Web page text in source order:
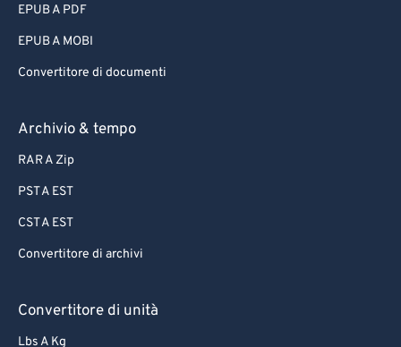
EPUB A PDF
EPUB A MOBI
Convertitore di documenti
Archivio & tempo
RAR A Zip
PST A EST
CST A EST
Convertitore di archivi
Convertitore di unità
Lbs A Kg